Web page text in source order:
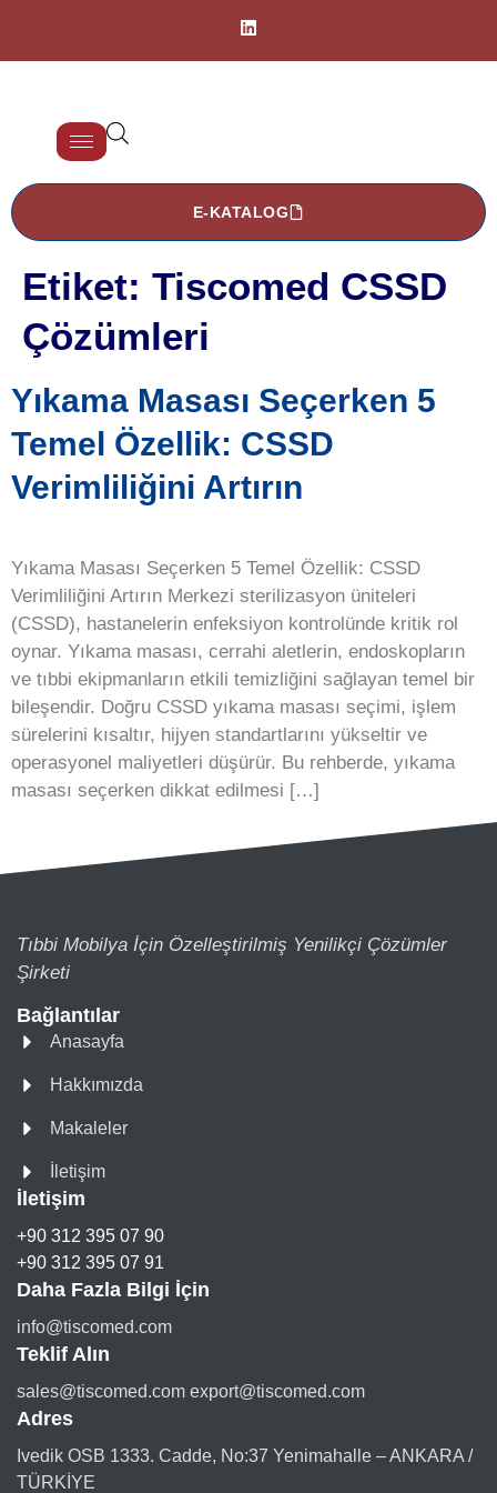
E-KATALOG
Etiket: Tiscomed CSSD
Çözümleri
Yıkama Masası Seçerken 5
Temel Özellik: CSSD
Verimliliğini Artırın
Yıkama Masası Seçerken 5 Temel Özellik: CSSD
Verimliliğini Artırın Merkezi sterilizasyon üniteleri
(CSSD), hastanelerin enfeksiyon kontrolünde kritik rol
oynar. Yıkama masası, cerrahi aletlerin, endoskopların
ve tıbbi ekipmanların etkili temizliğini sağlayan temel bir
bileşendir. Doğru CSSD yıkama masası seçimi, işlem
sürelerini kısaltır, hijyen standartlarını yükseltir ve
operasyonel maliyetleri düşürür. Bu rehberde, yıkama
masası seçerken dikkat edilmesi […]
Tıbbi Mobilya İçin Özelleştirilmiş Yenilikçi Çözümler
Şirketi
Bağlantılar
Anasayfa
Hakkımızda
Makaleler
İletişim
İletişim
+90 312 395 07 90
+90 312 395 07 91
Daha Fazla Bilgi İçin
info@tiscomed.com
Teklif Alın
sales@tiscomed.com export@tiscomed.com
Adres
Ivedik OSB 1333. Cadde, No:37 Yenimahalle – ANKARA /
TÜRKİYE